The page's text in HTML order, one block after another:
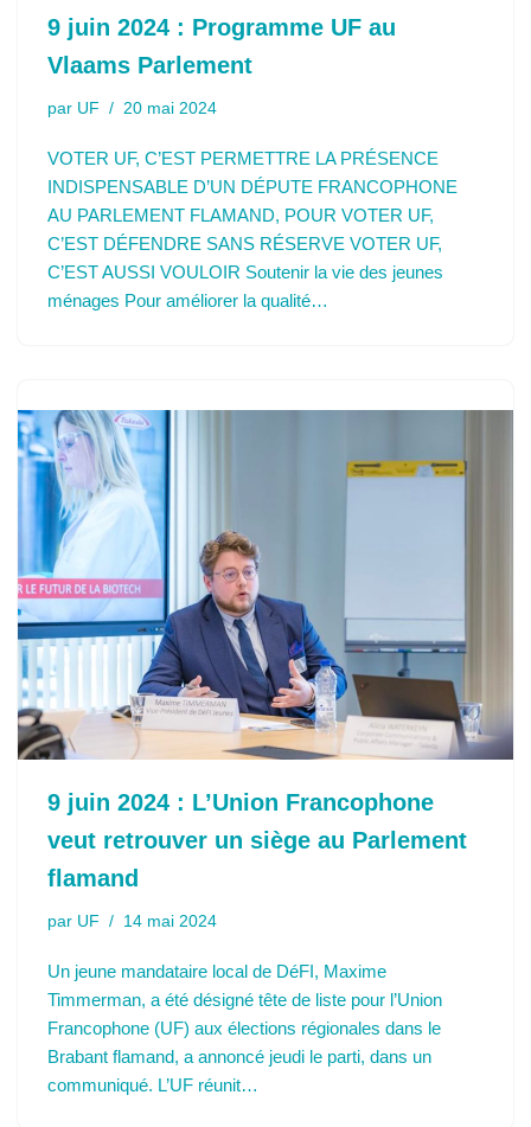
9 juin 2024 : Programme UF au
Vlaams Parlement
par UF 20 mai 2024
VOTER UF, C’EST PERMETTRE LA PRÉSENCE
INDISPENSABLE D’UN DÉPUTE FRANCOPHONE
AU PARLEMENT FLAMAND, POUR VOTER UF,
C’EST DÉFENDRE SANS RÉSERVE VOTER UF,
C’EST AUSSI VOULOIR Soutenir la vie des jeunes
ménages Pour améliorer la qualité…
9 juin 2024 : L’Union Francophone
veut retrouver un siège au Parlement
flamand
par UF 14 mai 2024
Un jeune mandataire local de DéFI, Maxime
Timmerman, a été désigné tête de liste pour l’Union
Francophone (UF) aux élections régionales dans le
Brabant flamand, a annoncé jeudi le parti, dans un
communiqué. L’UF réunit…